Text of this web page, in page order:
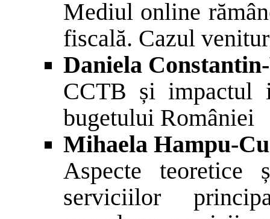
Mediul online
fiscală. Cazul
Daniela
CCTB și impactul
bugetului României
Mihaela Hampu-
Aspecte teoretice
serviciilor